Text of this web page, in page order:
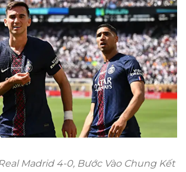
Madrid 4-0, Bước Vào Chung Kết